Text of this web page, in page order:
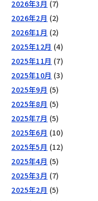
2026年3月 (7)
2026年2月 (2)
2026年1月 (2)
2025年12月 (4)
2025年11月 (7)
2025年10月 (3)
2025年9月 (5)
2025年8月 (5)
2025年7月 (5)
2025年6月 (10)
2025年5月 (12)
2025年4月 (5)
2025年3月 (7)
2025年2月 (5)